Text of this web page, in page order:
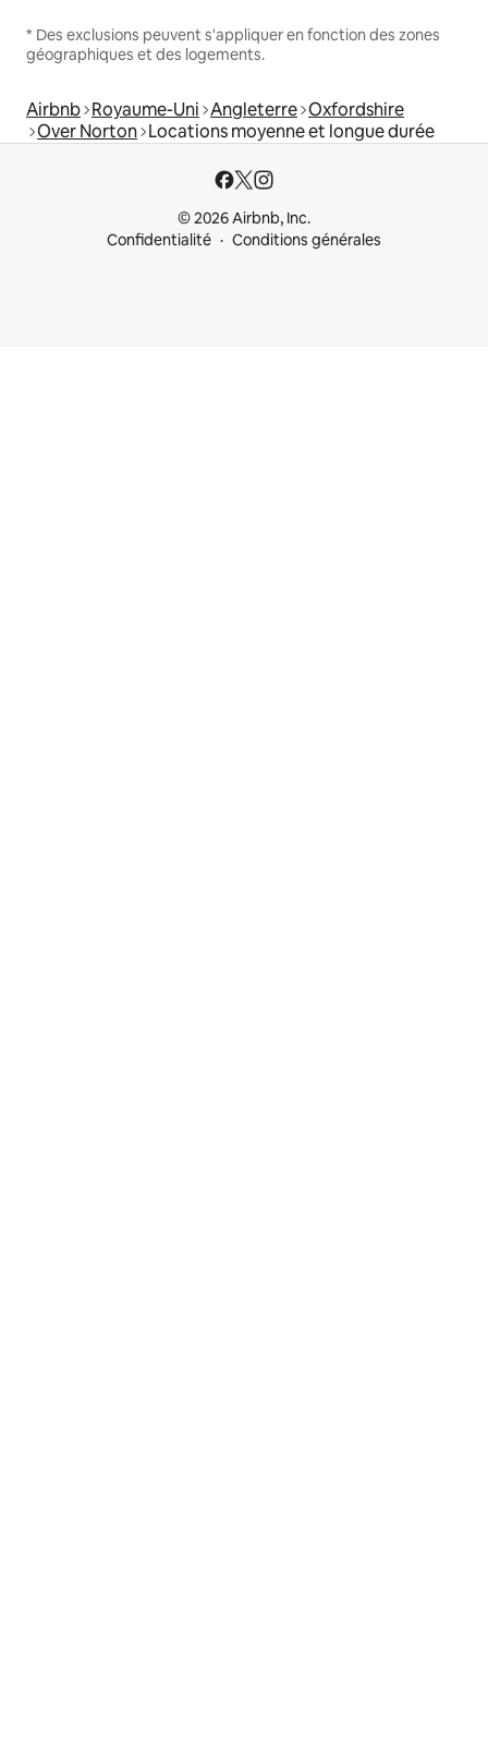
* Des exclusions peuvent s'appliquer en fonction des zones
géographiques et des logements.
Airbnb Royaume-Uni Angleterre Oxfordshire
Over Norton Locations moyenne et longue durée
© 2026 Airbnb, Inc.
Confidentialité
Conditions générales